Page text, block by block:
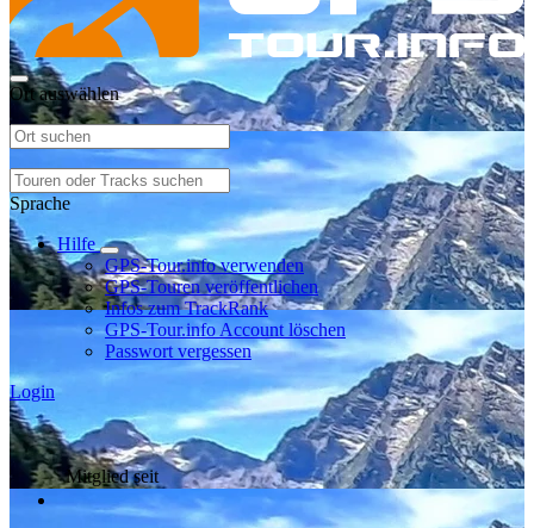
Ort auswählen
Sprache
Hilfe
GPS-Tour.info verwenden
GPS-Touren veröffentlichen
Infos zum TrackRank
GPS-Tour.info Account löschen
Passwort vergessen
Login
Mitglied seit